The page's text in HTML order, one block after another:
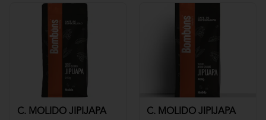
C. MOLIDO JIPIJAPA
C. MOLIDO JIPIJAPA